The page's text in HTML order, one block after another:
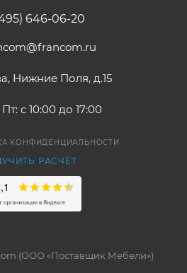
646-06-20
Нижние Поля, д.15
с 10:00 до 17:00
КОНФИДЕНЦИАЛЬНОСТИ
РАСЧЁТ
(ООО «Поставщик Мебели»)